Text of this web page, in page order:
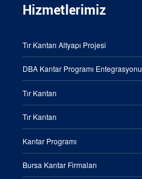
Hizmetlerimiz
Tır Kantarı Altyapı Projesi
DBA Kantar Programı Entegrasyonu
Tır Kantarı
Tır Kantarı
Kantar Programı
Bursa Kantar Firmaları